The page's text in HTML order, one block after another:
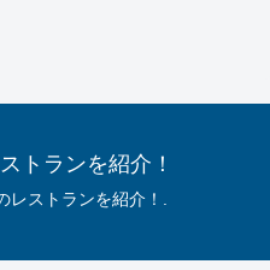
トランを紹介！
ストランを紹介！.